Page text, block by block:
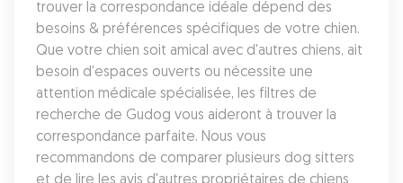
trouver la correspondance idéale dépend des
besoins & préférences spécifiques de votre chien.
Que votre chien soit amical avec d'autres chiens, ait
besoin d'espaces ouverts ou nécessite une
attention médicale spécialisée, les filtres de
recherche de Gudog vous aideront à trouver la
correspondance parfaite. Nous vous
recommandons de comparer plusieurs dog sitters
et de lire les avis d'autres propriétaires de chiens